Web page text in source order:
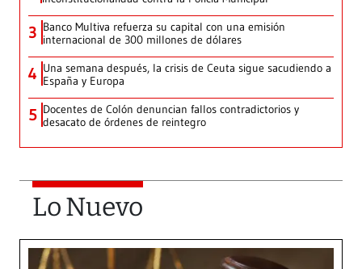
3 Banco Multiva refuerza su capital con una emisión
internacional de 300 millones de dólares
4 Una semana después, la crisis de Ceuta sigue sacudiendo a
España y Europa
5 Docentes de Colón denuncian fallos contradictorios y
desacato de órdenes de reintegro
Lo Nuevo